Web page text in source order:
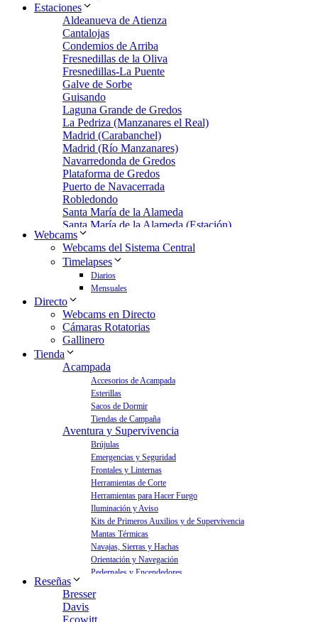
Estaciones
Aldeanueva de Atienza
Cantalojas
Condemios de Arriba
Fresnedillas de la Oliva
Fresnedillas-La Puente
Galve de Sorbe
Guisando
Laguna Grande de Gredos
La Pedriza (Manzanares el Real)
Madrid (Carabanchel)
Madrid (Río Manzanares)
Navarredonda de Gredos
Plataforma de Gredos
Puerto de Navacerrada
Robledondo
Santa María de la Alameda
Santa María de la Alameda (Estación)
Zarzalejo
Zarzalejo Estación
Zarzalejo-Machotas
Webcams
Webcams del Sistema Central
Timelapses
Diarios
Mensuales
Directo
Webcams en Directo
Cámaras Rotatorias
Gallinero
Tienda
Acampada
Accesorios de Acampada
Esterillas
Sacos de Dormir
Tiendas de Campaña
Aventura y Supervivencia
Brújulas
Emergencias y Seguridad
Frontales y Linternas
Herramientas de Corte
Herramientas para Hacer Fuego
Iluminación y Aviso
Kits de Primeros Auxilios y de Supervivencia
Mantas Térmicas
Navajas, Sierras y Hachas
Orientación y Navegación
Pedernales y Encendedores
Aves y Jardín
Bebederos para Aves
Reseñas
Bresser
Davis
Ecowitt